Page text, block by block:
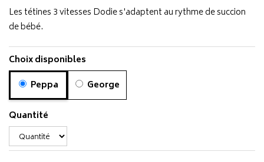
Les tétines 3 vitesses Dodie s'adaptent au rythme de succion
de bébé.
Choix disponibles
Peppa
George
Quantité